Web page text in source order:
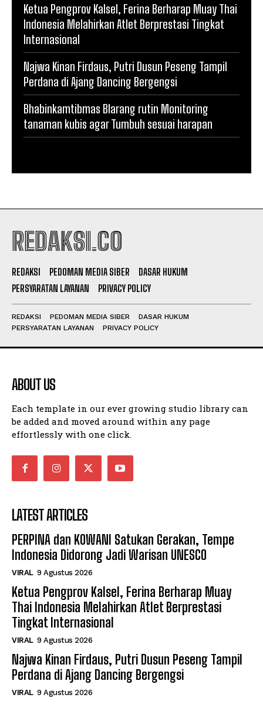
Ketua Pengprov Kalsel, Ferina Berharap Muay Thai
Indonesia Melahirkan Atlet Berprestasi Tingkat
Internasional
Najwa Kinan Firdaus, Putri Dusun Peseng Tampil
Perdana di Ajang Dancing Bergengsi
Bhabinkamtibmas Blarang rutin Monitoring
tanaman kubis agar Tumbuh sesuai harapan
REDAKSI.CO
REDAKSI PEDOMAN MEDIA SIBER
DASAR HUKUM
PERSYARATAN LAYANAN
PRIVACY POLICY
REDAKSI PEDOMAN MEDIA SIBER
DASAR HUKUM
PERSYARATAN LAYANAN
PRIVACY POLICY
ABOUT US
Each template in our ever growing studio library can
be added and moved around within any page
effortlessly with one click.
LATEST ARTICLES
PERPINA dan KOWANI Satukan Gerakan, Tempe
Indonesia Didorong Jadi Warisan UNESCO
VIRAL 9 Agustus 2026
Ketua Pengprov Kalsel, Ferina Berharap Muay
Thai Indonesia Melahirkan Atlet Berprestasi
Tingkat Internasional
VIRAL 9 Agustus 2026
Najwa Kinan Firdaus, Putri Dusun Peseng Tampil
Perdana di Ajang Dancing Bergengsi
VIRAL 9 Agustus 2026